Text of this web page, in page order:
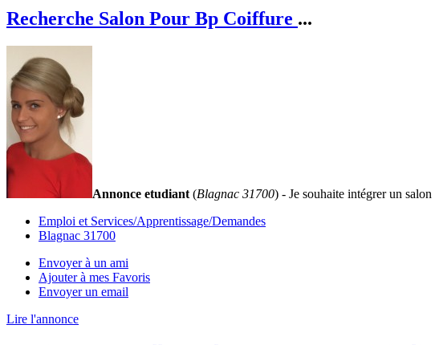
Recherche Salon Pour Bp Coiffure ...
Annonce etudiant (Blagnac 31700) - Je souhaite intégrer un
Emploi et Services/Apprentissage/Demandes
Blagnac 31700
Envoyer à un ami
Ajouter à mes Favoris
Envoyer un email
Lire l'annonce